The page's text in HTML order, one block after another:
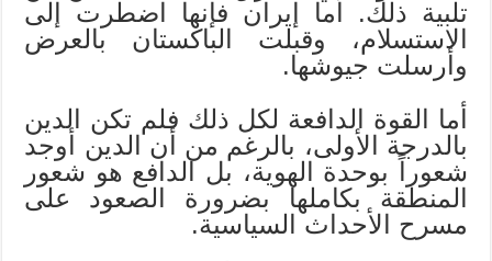
تلبية ذلك. أما إيران فإنها اضطرت إلى
الاستسلام، وقبلت الباكستان بالعرض
وأرسلت جيوشها.
أما القوة الدافعة لكل ذلك فلم تكن الدين
بالدرجة الأولى، بالرغم من أن الدين أوجد
شعوراً بوحدة الهوية، بل الدافع هو شعور
المنطقة بكاملها بضرورة الصعود على
مسرح الأحداث السياسية.